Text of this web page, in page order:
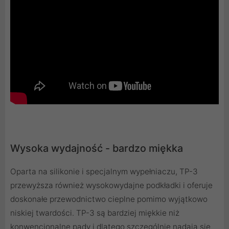
Wysoka wydajność - bardzo miękka
Oparta na silikonie i specjalnym wypełniaczu, TP-3
przewyższa również wysokowydajne podkładki i oferuje
doskonałe przewodnictwo cieplne pomimo wyjątkowo
niskiej twardości. TP-3 są bardziej miękkie niż
konwencjonalne pady i dlatego szczególnie nadają się